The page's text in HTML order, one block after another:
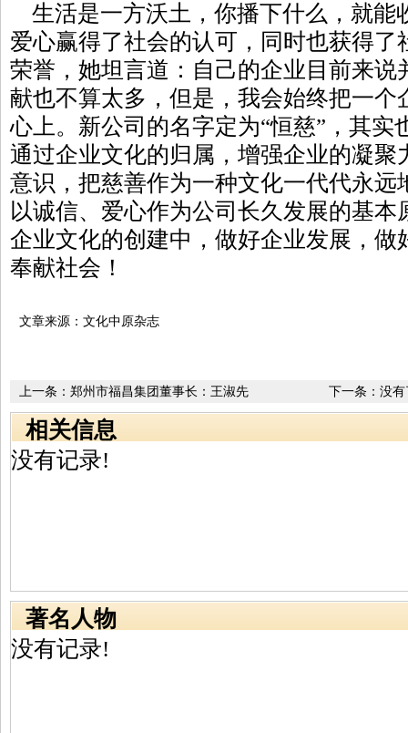
生活是一方沃土，你播下什么，就能
爱心赢得了社会的认可，同时也获得了
荣誉，她坦言道：自己的企业目前来说
献也不算太多，但是，我会始终把一个
心上。新公司的名字定为“恒慈”，其实
通过企业文化的归属，增强企业的凝聚
意识，把慈善作为一种文化一代代永远
以诚信、爱心作为公司长久发展的基
企业文化的创建中，做好企业发展，做
奉献社会！
文章来源：文化中原杂志
下一条：没有
上一条： 郑州市福昌集团董事长：王淑先
相关信息
没有记录!
著名人物
没有记录!